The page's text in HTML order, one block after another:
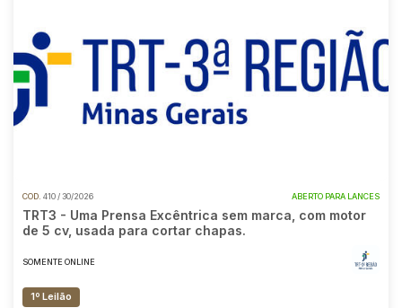
COD. 410 / 30/2026 ABERTO PARA LANCES
TRT3 - Uma Prensa Excêntrica sem marca, com motor
de 5 cv, usada para cortar chapas.
SOMENTE ONLINE
1º Leilão